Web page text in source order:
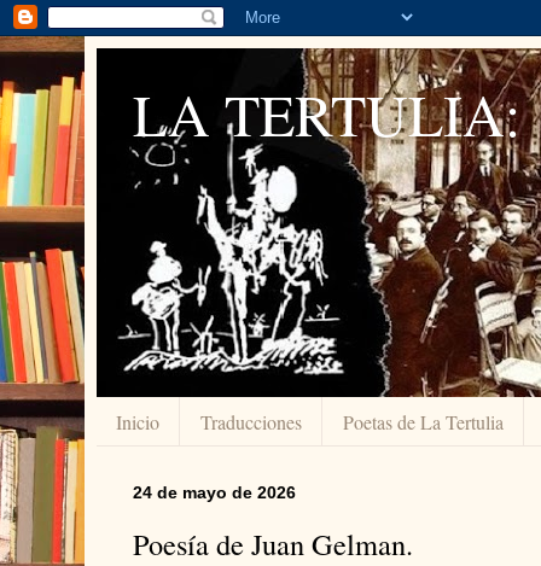
LA TERTULIA:
Inicio Traducciones Poetas de La Tertulia
24 de mayo de 2026
Poesía de Juan Gelman.